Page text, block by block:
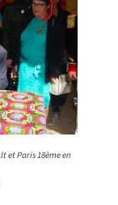
et Paris 18ème en